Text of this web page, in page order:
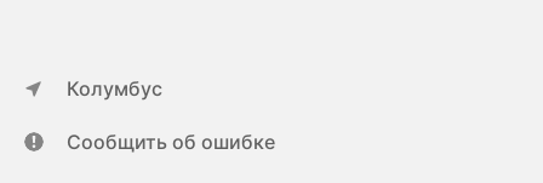
Колумбус
Сообщить об ошибке